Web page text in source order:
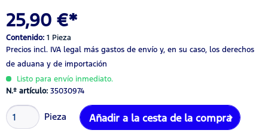
25,90 €*
Contenido: 1 Pieza
Precios incl. IVA legal más gastos de envío y, en su caso, los derechos
de aduana y de importación
Listo para envío inmediato.
N.º artículo: 35030974
Pieza Añadir a la cesta de la compra